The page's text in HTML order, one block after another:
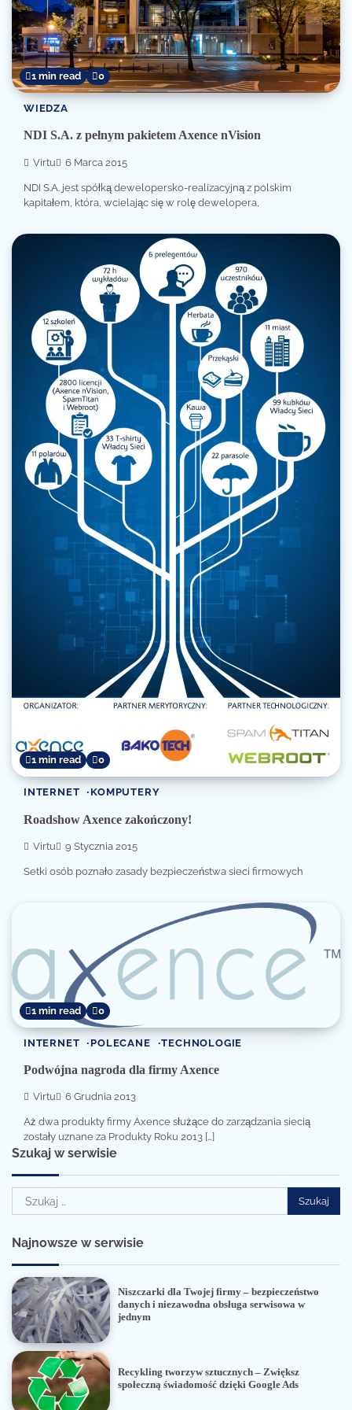
1 min read 0
WIEDZA
NDI S.A. z pełnym pakietem Axence nVision
Virtu 6 Marca 2015
NDI S.A. jest spółką dewelopersko-realizacyjną z polskim
kapitałem, która, wcielając się w rolę dewelopera,
1 min read 0
INTERNET KOMPUTERY
Roadshow Axence zakończony!
Virtu 9 Stycznia 2015
Setki osób poznało zasady bezpieczeństwa sieci firmowych
1 min read 0
INTERNET POLECANE TECHNOLOGIE
Podwójna nagroda dla firmy Axence
Virtu 6 Grudnia 2013
Aż dwa produkty firmy Axence służące do zarządzania siecią
zostały uznane za Produkty Roku 2013 […]
Szukaj w serwisie
Szukaj:
Najnowsze w serwisie
Niszczarki dla Twojej firmy – bezpieczeństwo
danych i niezawodna obsługa serwisowa w
jednym
Recykling tworzyw sztucznych – Zwiększ
społeczną świadomość dzięki Google Ads